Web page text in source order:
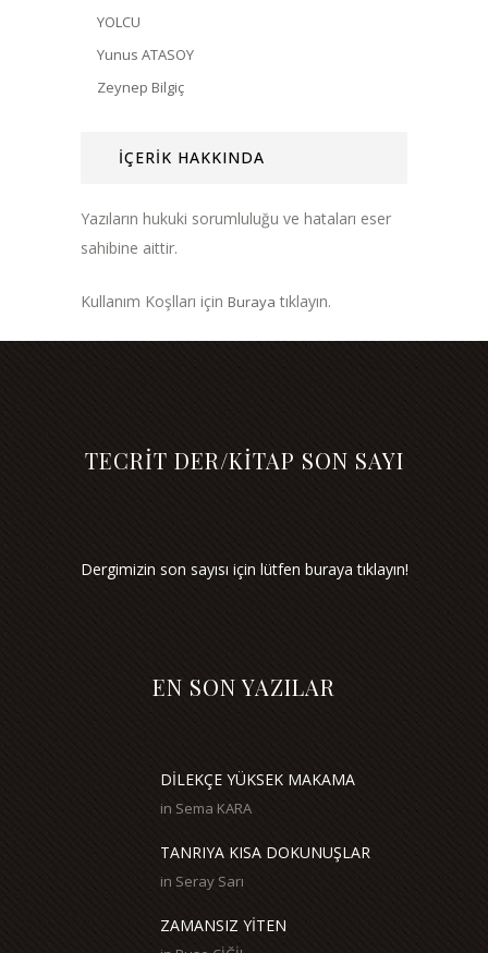
YOLCU
Yunus ATASOY
Zeynep Bilgiç
İÇERİK HAKKINDA
Yazıların hukuki sorumluluğu ve hataları eser
sahibine aittir.
Kullanım Koşlları için Buraya tıklayın.
TECRİT DER/KİTAP SON SAYI
Dergimizin son sayısı için lütfen buraya tıklayın!
EN SON YAZILAR
DİLEKÇE YÜKSEK MAKAMA
in Sema KARA
TANRIYA KISA DOKUNUŞLAR
in Seray Sarı
ZAMANSIZ YİTEN